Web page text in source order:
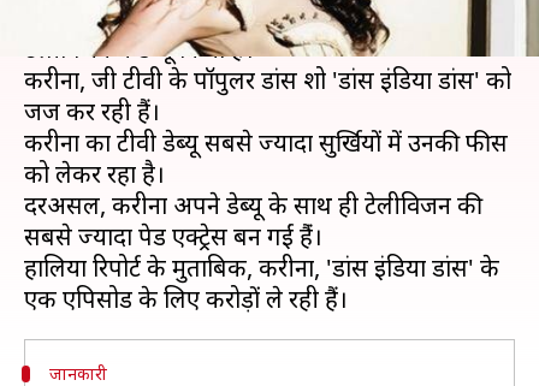
बॉलीवुड अभिनेत्री करीना कपूर खान ने हाल ही में
टेलीविजन में डेब्यू किया है।
करीना, जी टीवी के पॉपुलर डांस शो 'डांस इंडिया डांस' को
जज कर रही हैं।
करीना का टीवी डेब्यू सबसे ज्यादा सुर्खियों में उनकी फीस
को लेकर रहा है।
दरअसल, करीना अपने डेब्यू के साथ ही टेलीविजन की
सबसे ज्यादा पेड एक्ट्रेस बन गईं हैंं।
हालिया रिपोर्ट के मुताबिक, करीना, 'डांस इंडिया डांस' के
जानकारी